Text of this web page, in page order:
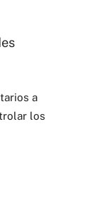
a
los